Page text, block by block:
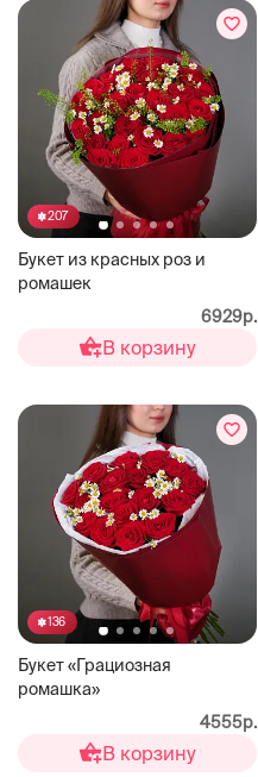
207
Букет из красных роз и
ромашек
6929р.
В корзину
136
Букет «Грациозная
ромашка»
4555р.
В корзину